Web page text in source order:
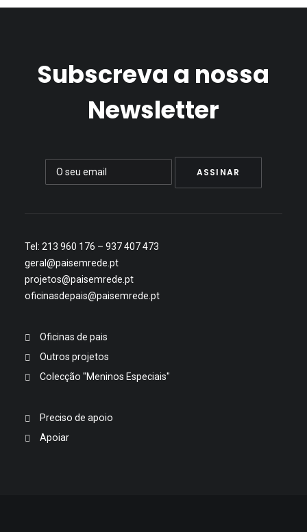
Subscreva a nossa
Newsletter
Tel: 213 960 176 – 937 407 473
geral@paisemrede.pt
projetos@paisemrede.pt
oficinasdepais@paisemrede.pt
Oficinas de pais
Outros projetos
Colecção "Meninos Especiais"
Preciso de apoio
Apoiar